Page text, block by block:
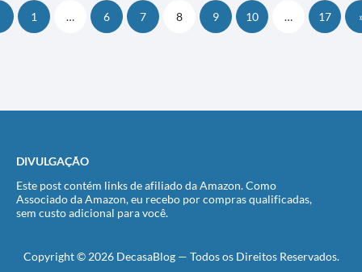
1 … 6 7 8 9 10 … 17
DIVULGAÇÃO
Este post contém links de afiliado da Amazon. Como
Associado da Amazon, eu recebo por compras qualificadas,
sem custo adicional para você.
Copyright © 2026 DecasaBlog — Todos os Direitos Reservados.